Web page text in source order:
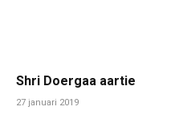
Shri Doergaa aartie
27 januari 2019